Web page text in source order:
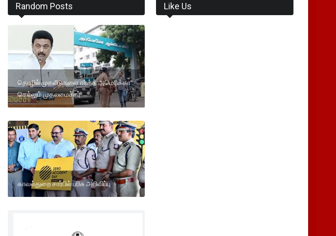
Random Posts
தொழில் முதலீடுகளை ஈர்க்க அமெரிக்கா
செல்லும் முதலமைச்சர்
காவல்துறை சார்பில் பரிசு அறிவிப்பு
Like Us